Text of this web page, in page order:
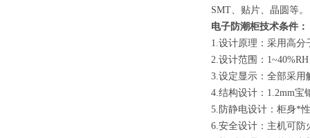
SMT、贴片、晶圆等。
电子防潮柜技术条件：
1.设计原理：采用高
2.设计范围：
3.设定显示：全部采用
4.结构设计：1.2mm宝
5.防静电设计：柜身*
6.安全设计：主机可防